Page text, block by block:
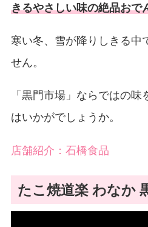
きるやさしい味の絶品おで
寒い冬、雪が降りしきる中
せん。
「黒門市場」ならではの
はいかがでしょうか。
店舗紹介：石橋食品
たこ焼道楽 わなか